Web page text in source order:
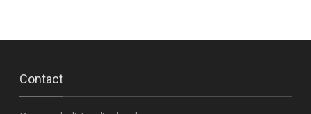
Contact